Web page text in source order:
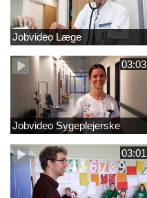
Jobvideo Læge
03:03
Jobvideo Sygeplejerske
03:01